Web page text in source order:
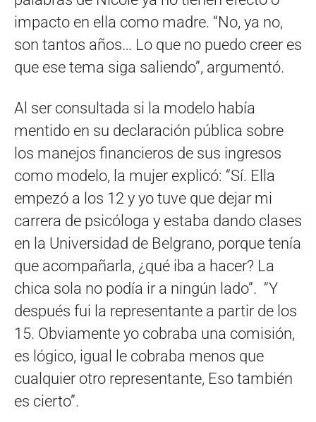
impacto en ella como madre. “No, ya no,
son tantos años… Lo que no puedo creer es
que ese tema siga saliendo”, argumentó.
Al ser consultada si la modelo había
mentido en su declaración pública sobre
los manejos financieros de sus ingresos
como modelo, la mujer explicó: “Sí. Ella
empezó a los 12 y yo tuve que dejar mi
carrera de psicóloga y estaba dando clases
en la Universidad de Belgrano, porque tenía
que acompañarla, ¿qué iba a hacer? La
chica sola no podía ir a ningún lado”. “Y
después fui la representante a partir de los
15. Obviamente yo cobraba una comisión,
es lógico, igual le cobraba menos que
cualquier otro representante, Eso también
es cierto”.